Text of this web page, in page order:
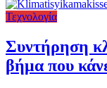
Τεχνολογία
Συντήρηση
βήμα που